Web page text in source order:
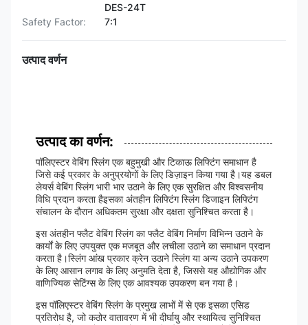
DES-24T
Safety Factor:
7:1
उत्पाद वर्णन
उत्पाद का वर्णन:
पॉलिएस्टर वेबिंग स्लिंग एक बहुमुखी और टिकाऊ लिफ्टिंग समाधान है
जिसे कई प्रकार के अनुप्रयोगों के लिए डिज़ाइन किया गया है।यह डबल
लेयर्स वेबिंग स्लिंग भारी भार उठाने के लिए एक सुरक्षित और विश्वसनीय
विधि प्रदान करता हैइसका अंतहीन लिफ्टिंग स्लिंग डिजाइन लिफ्टिंग
संचालन के दौरान अधिकतम सुरक्षा और दक्षता सुनिश्चित करता है।
इस अंतहीन फ्लैट वेबिंग स्लिंग का फ्लैट वेबिंग निर्माण विभिन्न उठाने के
कार्यों के लिए उपयुक्त एक मजबूत और लचीला उठाने का समाधान प्रदान
करता है।स्लिंग आंख प्रकार क्रेन उठाने स्लिंग या अन्य उठाने उपकरण
के लिए आसान लगाव के लिए अनुमति देता है, जिससे यह औद्योगिक और
वाणिज्यिक सेटिंग्स के लिए एक आवश्यक उपकरण बन गया है।
इस पॉलिएस्टर वेबिंग स्लिंग के प्रमुख लाभों में से एक इसका एसिड
प्रतिरोध है, जो कठोर वातावरण में भी दीर्घायु और स्थायित्व सुनिश्चित